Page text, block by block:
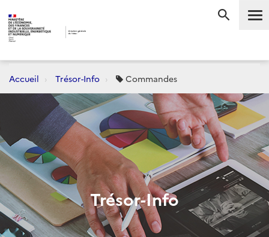
Accueil Trésor-Info Commandes
Trésor-Info